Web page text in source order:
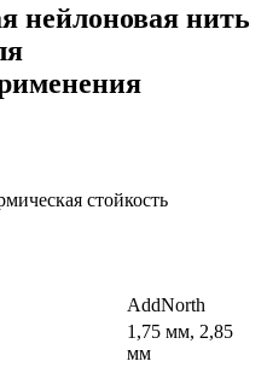
нейлоновая нить
стойкость
AddNorth
1,75 мм, 2,85
мм